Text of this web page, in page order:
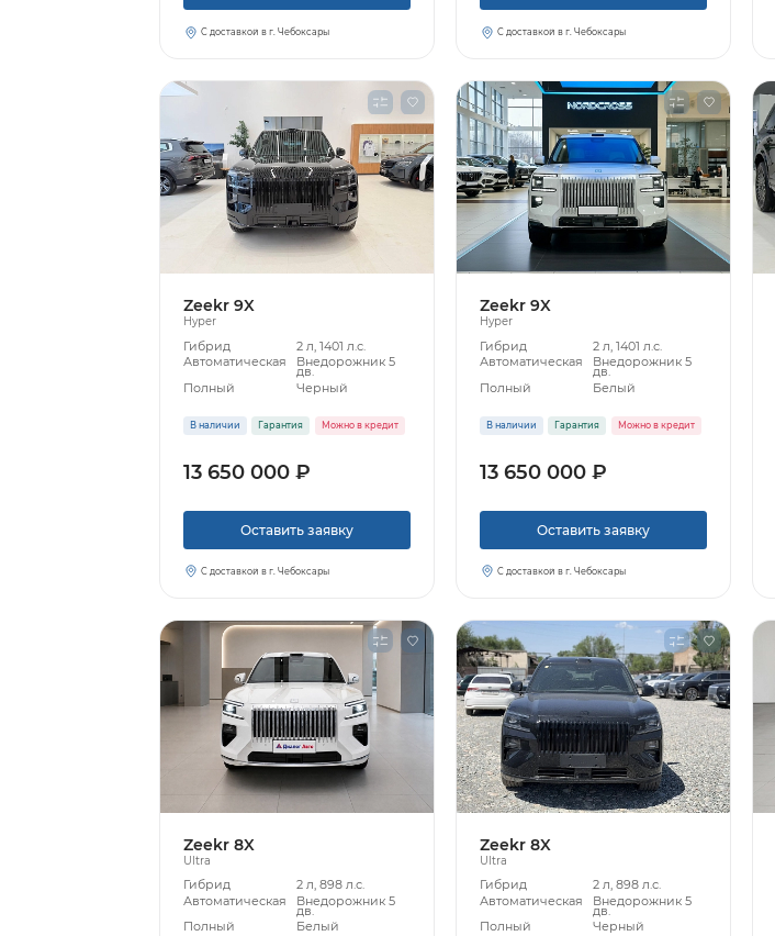
С доставкой в г. Чебоксары С доставкой в г. Чебоксары
Zeekr 9X
Hyper
Гибрид
2 л, 1401 л.с.
Автоматическая
Внедорожник 5
дв.
Полный
Черный
В наличии Гарантия Можно в кредит
13 650 000 ₽
Оставить заявку
С доставкой в г. Чебоксары
Zeekr 9X
Hyper
Гибрид
2 л, 1401 л.с.
Автоматическая
Внедорожник 5
дв.
Полный
Белый
В наличии Гарантия Можно в кредит
13 650 000 ₽
Оставить заявку
С доставкой в г. Чебоксары
Zeekr 8X
Ultra
Гибрид
2 л, 898 л.с.
Автоматическая
Внедорожник 5
дв.
Полный
Белый
Zeekr 8X
Ultra
Гибрид
2 л, 898 л.с.
Автоматическая
Внедорожник 5
дв.
Полный
Черный